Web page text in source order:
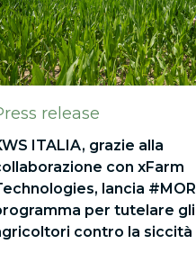
release
ITALIA, grazie alla
con xFarm
lancia
per tutelare gli
contro la siccità